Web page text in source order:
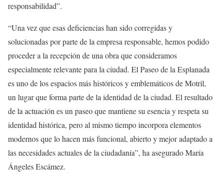
responsabilidad”.
“Una vez que esas deficiencias han sido corregidas y
solucionadas por parte de la empresa responsable, hemos podido
proceder a la recepción de una obra que consideramos
especialmente relevante para la ciudad. El Paseo de la Esplanada
es uno de los espacios más históricos y emblemáticos de Motril,
un lugar que forma parte de la identidad de la ciudad. El resultado
de la actuación es un paseo que mantiene su esencia y respeta su
identidad histórica, pero al mismo tiempo incorpora elementos
modernos que lo hacen más funcional, abierto y mejor adaptado a
las necesidades actuales de la ciudadanía”, ha asegurado María
Ángeles Escámez.